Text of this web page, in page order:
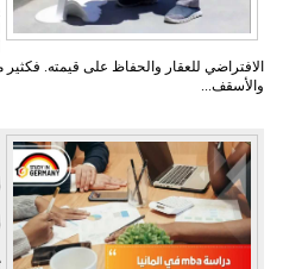
الافتراضي للعقار والحفاظ على قيمته.
والأسقف...